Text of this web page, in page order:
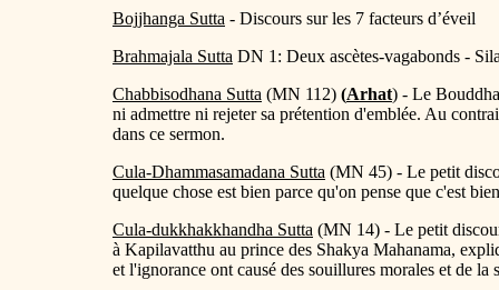
Bojjhanga Sutta - Discours sur les 7 facteurs d’éveil
Brahmajala Sutta DN 1: Deux ascètes-vagabonds -
Chabbisodhana Sutta (MN 112) (Arhat) - Le
ni admettre ni rejeter sa prétention d'emblée. Au
dans ce sermon.
Cula-Dhammasamadana Sutta (MN 45) - Le petit
quelque chose est bien parce qu'on pense que c'est
Cula-dukkhakkhandha Sutta (MN 14) - Le petit
à Kapilavatthu au prince des Shakya Mahanama,
et l'ignorance ont causé des souillures morales et de la